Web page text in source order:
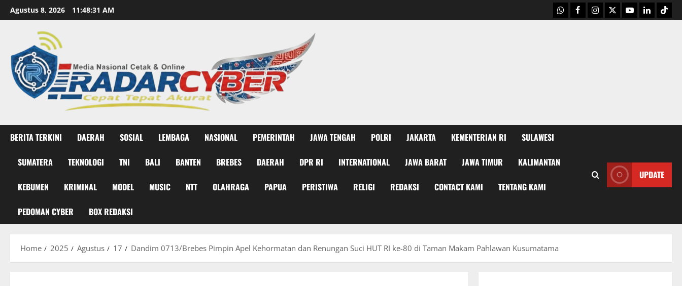
Skip
to
Agustus 8, 2026 11:48:33 AM WhatsApp
Facebook
Instagram
X Youtubelinkedin
BERITA TERKINI DAERAH SOSIAL LEMBAGA NASIONAL PEMERINTAH JAWA TENGAH POLRI JAKARTA KEMENTERIAN RI SULAWESI
SUMATERA TEKNOLOGI TNI BALI BANTEN BREBES DAERAH DPR RI INTERNATIONAL JAWA BARAT JAWA TIMUR KALIMANTAN
KEBUMEN KRIMINAL MODEL MUSIC NTT OLAHRAGA PAPUA PERISTIWA RELIGI REDAKSI CONTACT KAMI TENTANG KAMI
PEDOMAN CYBER BOX REDAKSI
UPDATE
Home 2025 Agustus 17 Dandim 0713/Brebes Pimpin Apel Kehormatan dan Renungan Suci HUT RI ke-80 di Taman Makam Pahlawan Kusumatama